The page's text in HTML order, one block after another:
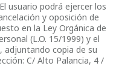
El usuario podrá ejercer los
y oposición de
en la Ley Orgánica de
(L.O. 15/1999) y el
adjuntando copia de su
C/ Alto Palancia, 4 /